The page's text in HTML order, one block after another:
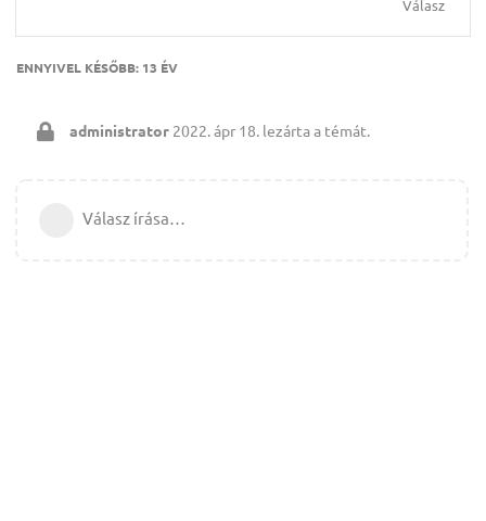
Válasz
ENNYIVEL KÉSŐBB: 13 ÉV
administrator 2022. ápr 18. lezárta a témát.
Válasz írása…